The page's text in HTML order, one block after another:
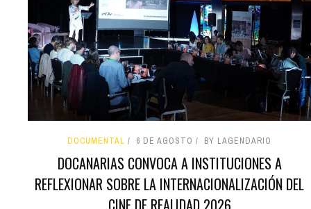
DOCUMENTAL 6 DE AGOSTO BY LAGENDARIO
DOCANARIAS CONVOCA A INSTITUCIONES A
REFLEXIONAR SOBRE LA INTERNACIONALIZACIÓN DEL